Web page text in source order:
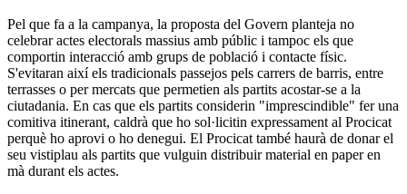
Pel que fa a la campanya, la proposta del Govern planteja no
celebrar actes electorals massius amb públic i tampoc els que
comportin interacció amb grups de població i contacte físic.
S'evitaran així els tradicionals passejos pels carrers de barris, entre
terrasses o per mercats que permetien als partits acostar-se a la
ciutadania. En cas que els partits considerin "imprescindible" fer una
comitiva itinerant, caldrà que ho sol·licitin expressament al Procicat
perquè ho aprovi o ho denegui. El Procicat també haurà de donar el
seu vistiplau als partits que vulguin distribuir material en paper en
mà durant els actes.